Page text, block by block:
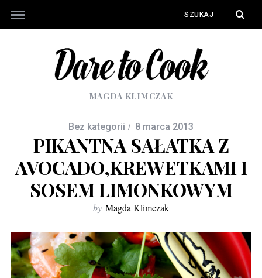
MAGDA KLIMCZAK
Bez kategorii 8 marca 2013
PIKANTNA SAŁATKA Z
AVOCADO,KREWETKAMI I
SOSEM LIMONKOWYM
by Magda Klimczak